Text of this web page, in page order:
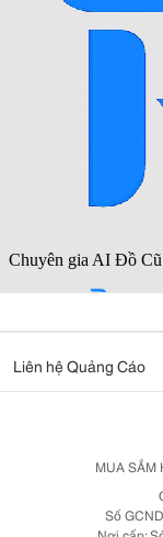
Liên hệ Quảng Cáo
MUA SẮM
Số